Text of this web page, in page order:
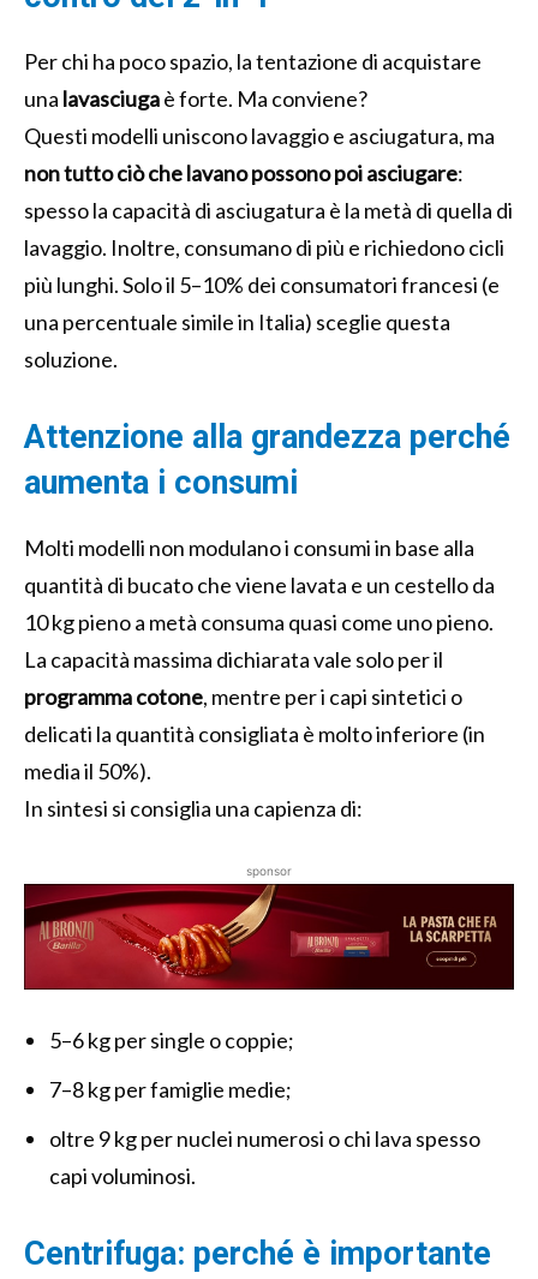
Per chi ha poco spazio, la tentazione di acquistare
una lavasciugaè forte. Ma conviene?
Questi modelli uniscono lavaggio e asciugatura, ma
non tutto ciò che lavano possono poi asciugare:
spesso la capacità di asciugatura è la metà di quella di
lavaggio. Inoltre, consumano di più e richiedono cicli
più lunghi. Solo il 5–10% dei consumatori francesi (e
una percentuale simile in Italia) sceglie questa
soluzione.
Attenzione alla grandezza perché
aumenta i consumi
Molti modelli non modulano i consumi in base alla
quantità di bucato che viene lavata e un cestello da
10 kg pieno a metà consuma quasi come uno pieno.
La capacità massima dichiarata vale solo per il
programma cotone, mentre per i capi sintetici o
delicati la quantità consigliata è molto inferiore (in
media il 50%).
In sintesi si consiglia una capienza di:
sponsor
5–6 kg per single o coppie;
7–8 kg per famiglie medie;
oltre 9 kg per nuclei numerosi o chi lava spesso
capi voluminosi.
Centrifuga: perché è importante